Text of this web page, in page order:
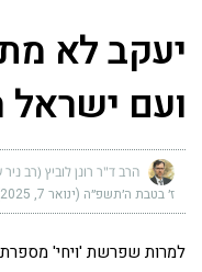
יעקב לא
ועם ישראל
הרב ד"ר רונן לוביץ (רב
ז׳ בטבת ה׳תשפ״ה (ינואר 7, 2025)
למרות שפרשת 'ויחי' מספרת